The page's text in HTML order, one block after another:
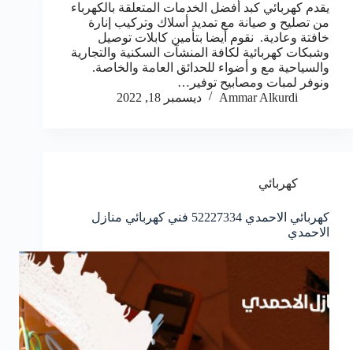
يقدم كهربائي كبد أفضل الخدمات المتعلقة بالكهرباء
من تصليح و صيانة مع تمديد أسلاك وتركيب إنارة
خافتة وعادية. نقوم أيضا بتأمين كابلات توصيل
وشبكات كهربائية لكافة المنشآت السكنية والتجارية
والسياحية مع و أضواء للحدائق العامة والخاصة.
ونوفر لمبات ومصابيح توفير…
Ammar Alkurdi
ديسمبر 18, 2022
كهربائي
كهربائي الاحمدي 52227334 فني كهربائي منازل
الاحمدي